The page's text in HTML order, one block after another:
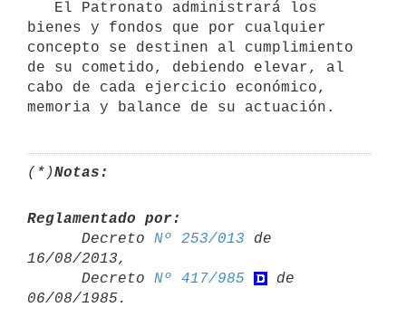
bienes y fondos que por cualquier
concepto se destinen al cumplimiento
de su cometido, debiendo elevar, al
cabo de cada ejercicio económico,
memoria y balance de su actuación.
(*)Notas:
Reglamentado por:
Decreto Nº 253/013 de
16/08/2013,
      Decreto
Nº 417/985
de